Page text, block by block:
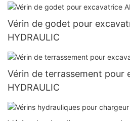
Vérin de godet pour
HYDRAULIC
Vérin de terrassement pour
HYDRAULIC